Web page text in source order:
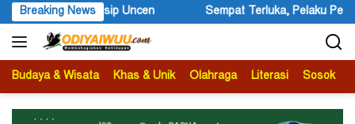
Langsung
ke
konten
Breaking News
Terluka, Pelaku Penembakan Warga Negara Asing Dilarikan
Budaya & Wisata Khas & Unik Olahraga Literasi Sosok